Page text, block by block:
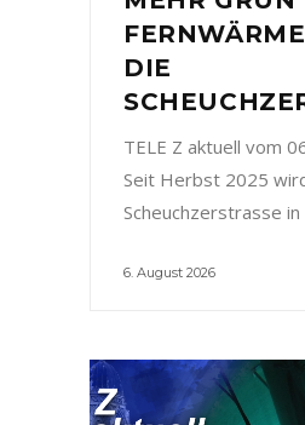
DIE
TELE Z aktuell vom
Seit Herbst 2025
Scheuchzerstrasse in
6. August 2026